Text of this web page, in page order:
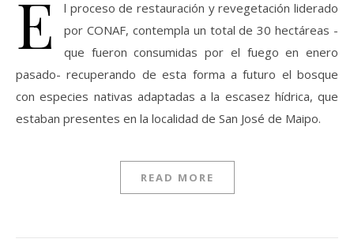
E
l proceso de restauración y revegetación liderado
por CONAF, contempla un total de 30 hectáreas -
que fueron consumidas por el fuego en enero
pasado- recuperando de esta forma a futuro el bosque
con especies nativas adaptadas a la escasez hídrica, que
estaban presentes en la localidad de San José de Maipo.
READ MORE